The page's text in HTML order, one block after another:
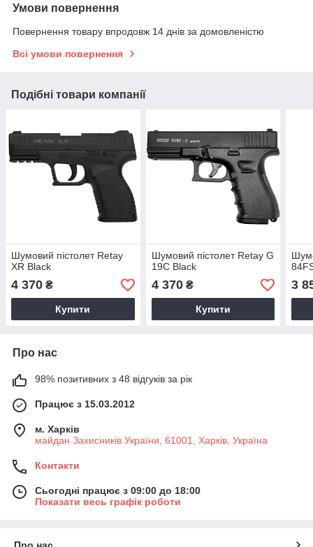
Умови повернення
Повернення товару впродовж 14 днів за домовленістю
Всі умови повернення
Подібні товари компанії
Шумовий пістолет Retay
XR Black
4 370 ₴
Купити
Шумовий пістолет Retay G
19C Black
4 370₴
Купити
3
Про нас
98% позитивних з 48 відгуків за рік
Працює з 15.03.2012
м. Харків
майдан Захисників України, 61001, Харків, Україна
Контакти
Сьогодні працює з 09:00 до 18:00
Показати весь графік роботи